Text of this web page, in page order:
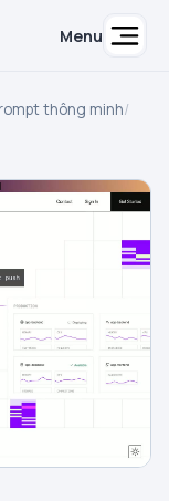
Menu
thông minh/